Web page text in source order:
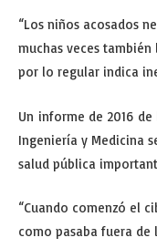
“Los niños acosados
muchas veces
por lo regular indica
Un informe de 2016 de
Ingeniería y Medicina
salud pública
“Cuando comenzó el
como pasaba fuera de